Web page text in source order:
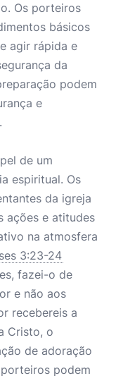
Os porteiros
básicos
agir rápida e
da
podem
e
de um
espiritual. Os
da igreja
ações e atitudes
na atmosfera
3:23-24
fazei-o de
e não aos
recebereis a
Cristo, o
de adoração
podem